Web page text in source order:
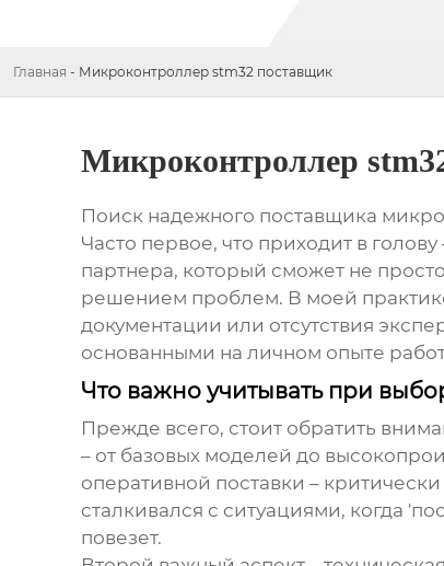
Главная - Микроконтроллер stm32 поставщик
Микроконтроллер
Поиск надежного поставщика
Часто первое, что приходит в
партнера, который сможет не
решением проблем. В моей
документации или отсутствия
основанными на личном опыте
Что важно учитывать при
Прежде всего, стоит обратить
– от базовых моделей до
оперативной поставки –
сталкивался с ситуациями, когда
повезет.